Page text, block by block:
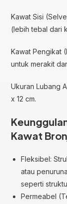
Kawat Sisi
(lebih tebal dari
Kawat Pengikat
untuk merakit
Ukuran Lubang
x 12 cm.
Kawat
Fleksibel:
atau
seperti
Permeabel